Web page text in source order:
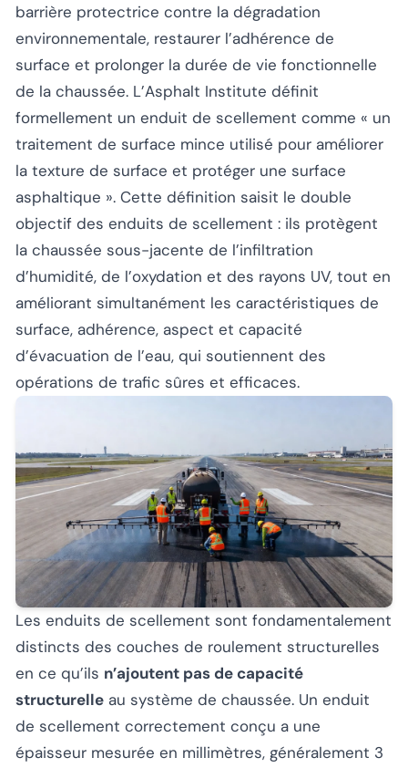
barrière protectrice contre la dégradation
environnementale, restaurer l’adhérence de
surface et prolonger la durée de vie fonctionnelle
de la chaussée. L’Asphalt Institute définit
formellement un enduit de scellement comme « un
traitement de surface mince utilisé pour améliorer
la texture de surface et protéger une surface
asphaltique ». Cette définition saisit le double
objectif des enduits de scellement : ils protègent
la chaussée sous-jacente de l’infiltration
d’humidité, de l’oxydation et des rayons UV, tout en
améliorant simultanément les caractéristiques de
surface, adhérence, aspect et capacité
d’évacuation de l’eau, qui soutiennent des
opérations de trafic sûres et efficaces.
Les enduits de scellement sont fondamentalement
distincts des couches de roulement structurelles
en ce qu’ils n’ajoutent pas de capacité
structurelle au système de chaussée. Un enduit
de scellement correctement conçu a une
épaisseur mesurée en millimètres, généralement 3